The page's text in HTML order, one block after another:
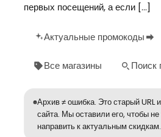
первых посещений, а если […]
Актуальные промокоды
Все магазины Поиск
Архив ≠ ошибка. Это старый URL
сайта. Мы оставили его, чтобы
направить к актуальным скидкам.